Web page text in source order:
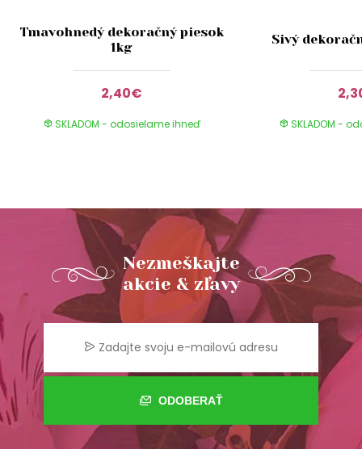
Tmavohnedý dekoračný piesok
1kg
2,40€
SKLADOM - odosielame ihneď
Sivý
SKLADOM -
Nezmeškajte
akcie & zľavy
ODOBERAŤ